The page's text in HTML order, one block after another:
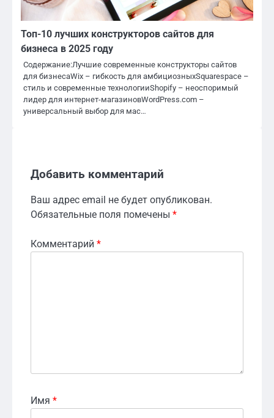
Топ-10 лучших конструкторов сайтов для
бизнеса в 2025 году
Содержание:Лучшие современные конструкторы сайтов
для бизнесаWix – гибкость для амбициозныхSquarespace –
стиль и современные технологииShopify – неоспоримый
лидер для интернет-магазиновWordPress.com –
универсальный выбор для мас…
Добавить комментарий
Ваш адрес email не будет опубликован.
Обязательные поля помечены *
Комментарий *
Имя *